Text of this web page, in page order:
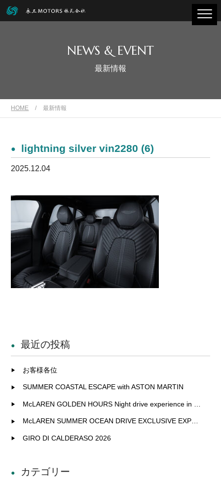
NEWS & EVENT
最新情報
HOME / 最新情報
lightning silver vin2280 (6)
2025.12.04
最近の投稿
お客様各位
SUMMER COASTAL ESCAPE with ASTON MARTIN
McLAREN GOLDEN HOURS Night drive experience in Fukuoka
McLAREN SUMMER OCEAN DRIVE EXCLUSIVE EXPERIENCE IN KITAKYUSHU
GIRO DI CALDERASO 2026
カテゴリー